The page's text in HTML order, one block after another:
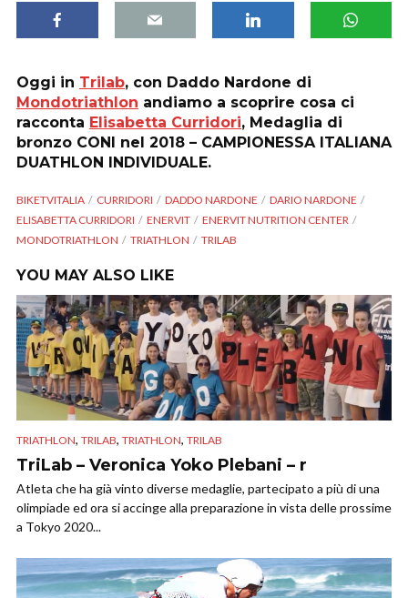
Oggi in Trilab, con Daddo Nardone di
Mondotriathlon andiamo a scoprire cosa ci
racconta Elisabetta Curridori, Medaglia di
bronzo CONI nel 2018 – CAMPIONESSA ITALIANA
DUATHLON INDIVIDUALE.
BIKETVITALIA CURRIDORI DADDO NARDONE
DARIO NARDONE
ELISABETTA CURRIDORI
ENERVIT
ENERVIT NUTRITION CENTER
MONDOTRIATHLON
TRIATHLON TRILAB
YOU MAY ALSO LIKE
TRIATHLON, TRILAB, TRIATHLON, TRILAB
TriLab – Veronica Yoko Plebani – r
Atleta che ha già vinto diverse medaglie, partecipato a più di una
olimpiade ed ora si accinge alla preparazione in vista delle prossime
a Tokyo 2020...